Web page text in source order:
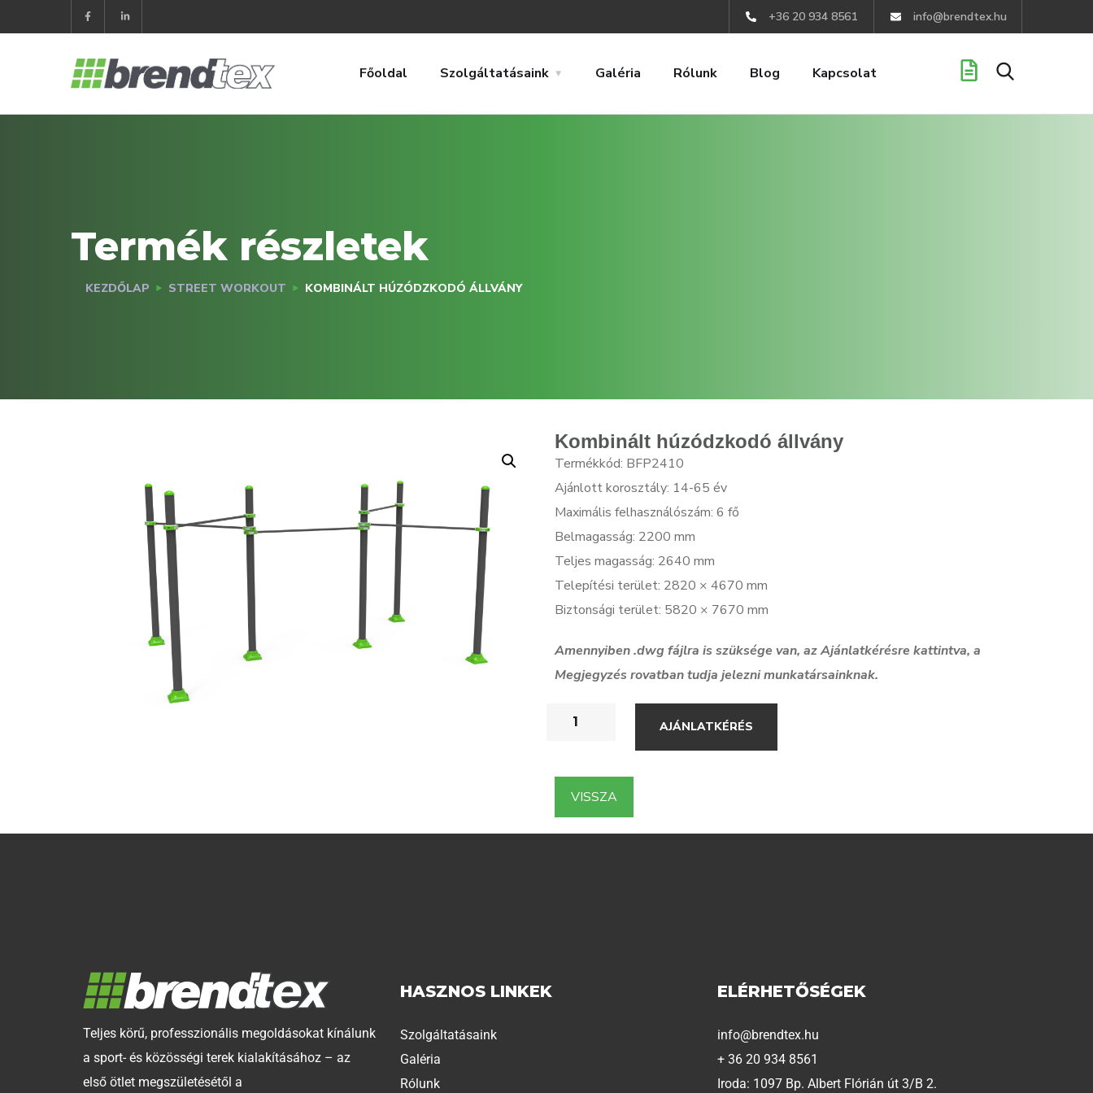
+36 20 934 8561 info@brendtex.hu
Főoldal Szolgáltatásaink Galéria Rólunk Blog Kapcsolat
Termék részletek
KEZDŐLAP STREET WORKOUT KOMBINÁLT HÚZÓDZKODÓ ÁLLVÁNY
Kombinált húzódzkodó állvány
Termékkód: BFP2410
Ajánlott korosztály: 14-65 év
Maximális felhasználószám: 6 fő
Belmagasság: 2200 mm
Teljes magasság: 2640 mm
Telepítési terület: 2820 × 4670 mm
Biztonsági terület: 5820 × 7670 mm
Amennyiben .dwg fájlra is szüksége van, az Ajánlatkérésre kattintva, a
Megjegyzés rovatban tudja jelezni munkatársainknak.
AJÁNLATKÉRÉS
VISSZA
Teljes körű, professzionális megoldásokat kínálunk
a sport- és közösségi terek kialakításához – az
első ötlet megszületésétől a
HASZNOS LINKEK
Szolgáltatásaink
Galéria
Rólunk
ELÉRHETŐSÉGEK
info@brendtex.hu
+ 36 20 934 8561
Iroda: 1097 Bp. Albert Flórián út 3/B 2.